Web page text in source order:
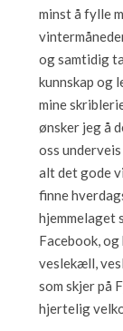
minst å fylle
og samtidig
kunnskap og
mine
ønsker jeg å
oss
alt det gode
finne
hjemmelaget
Facebook, og
veslekæll,
som skjer på
hjertelig